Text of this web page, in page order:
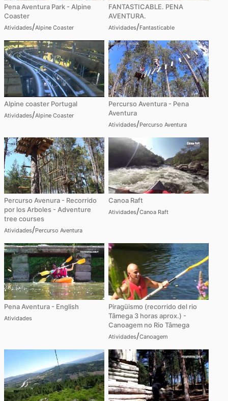
Pena Aventura Park - Alpine
Coaster
Atividades/Alpine Coaster
FANTASTICABLE. PENA
AVENTURA.
Atividades/Fantasticable
Alpine coaster Portugal
Atividades/Alpine Coaster
Percurso Aventura - Pena
Aventura
Atividades/Percurso Aventura
Percurso Avenura - Recorrido
por los Arboles - Adventure
tree courses
Atividades/Percurso Aventura
Canoa Raft
Atividades/Canoa Raft
Pena Aventura - English
Atividades
Piragüismo (recorrido del rio
Tâmega 3 horas aprox.) -
Canoagem no Rio Tâmega
Atividades/Canoagem